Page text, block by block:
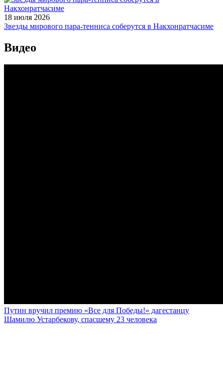
18 июля 2026
Звезды мирового пара-тенниса соберутся в Накхонратчасиме
Видео
Путин вручил премию «Все для Победы!» дагестанцу
Шамилю Устарбекову, спасшему 23 человека